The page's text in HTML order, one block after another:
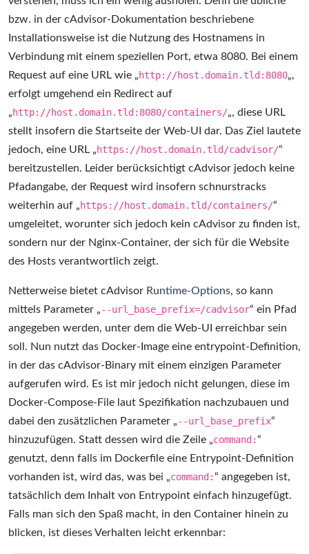
bzw. in der cAdvisor-Dokumentation beschriebene
Installationsweise ist die Nutzung des Hostnamens in
Verbindung mit einem speziellen Port, etwa 8080. Bei einem
Request auf eine URL wie „http://host.domain.tld:8080„,
erfolgt umgehend ein Redirect auf
„http://host.domain.tld:8080/containers/„, diese URL
stellt insofern die Startseite der Web-UI dar. Das Ziel lautete
jedoch, eine URL „https://host.domain.tld/cadvisor/“
bereitzustellen. Leider berücksichtigt cAdvisor jedoch keine
Pfadangabe, der Request wird insofern schnurstracks
weiterhin auf „https://host.domain.tld/containers/“
umgeleitet, worunter sich jedoch kein cAdvisor zu finden ist,
sondern nur der Nginx-Container, der sich für die Website
des Hosts verantwortlich zeigt.
Netterweise bietet cAdvisor Runtime-Options, so kann
mittels Parameter „--url_base_prefix=/cadvisor“ ein Pfad
angegeben werden, unter dem die Web-UI erreichbar sein
soll. Nun nutzt das Docker-Image eine entrypoint-Definition,
in der das cAdvisor-Binary mit einem einzigen Parameter
aufgerufen wird. Es ist mir jedoch nicht gelungen, diese im
Docker-Compose-File laut Spezifikation nachzubauen und
dabei den zusätzlichen Parameter „--url_base_prefix“
hinzuzufügen. Statt dessen wird die Zeile „command: “
genutzt, denn falls im Dockerfile eine Entrypoint-Definition
vorhanden ist, wird das, was bei „command: “ angegeben ist,
tatsächlich dem Inhalt von Entrypoint einfach hinzugefügt.
Falls man sich den Spaß macht, in den Container hinein zu
blicken, ist dieses Verhalten leicht erkennbar: